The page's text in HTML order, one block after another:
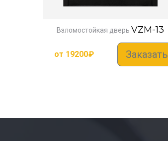
Взломостойкая дверь VZM-13
от 19200₽ Заказать